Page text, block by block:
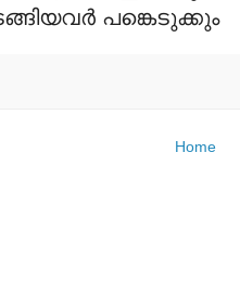
പങ്കെടുക്കും
Home